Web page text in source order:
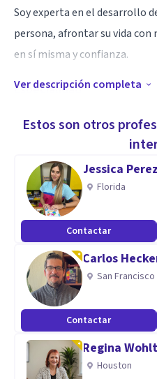
Soy experta en el desarrollo
persona, afrontar su vida
en sí misma y confianza.
Especialidad
cognitivo-conductual,
Aptitudes
Estoy especializada en
personal, familiar y laboral
angustia y estrés.
Ver descripción completa
Estos son otros
Jessica
Florida
Contactar
Carlos
San Francisco
Contactar
Regina
Houston